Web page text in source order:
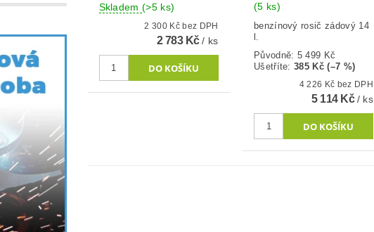
Skladem(>5 ks)
2 300 Kč bez DPH
2 783 Kč/ ks
(5 ks)
benzínový rosič zádový 14
l.
Původně: 5 499 Kč
Ušetříte:385 Kč (–7 %)
4 226 Kč bez DPH
5 114 Kč/ ks